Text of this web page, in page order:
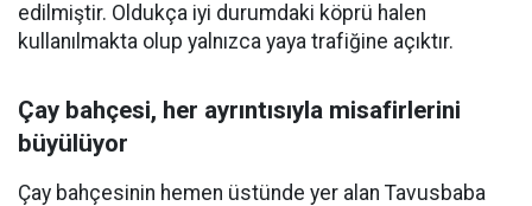
edilmiştir. Oldukça iyi durumdaki köprü halen
kullanılmakta olup yalnızca yaya trafiğine açıktır.
Çay bahçesi, her ayrıntısıyla misafirlerini
büyülüyor
Çay bahçesinin hemen üstünde yer alan Tavusbaba